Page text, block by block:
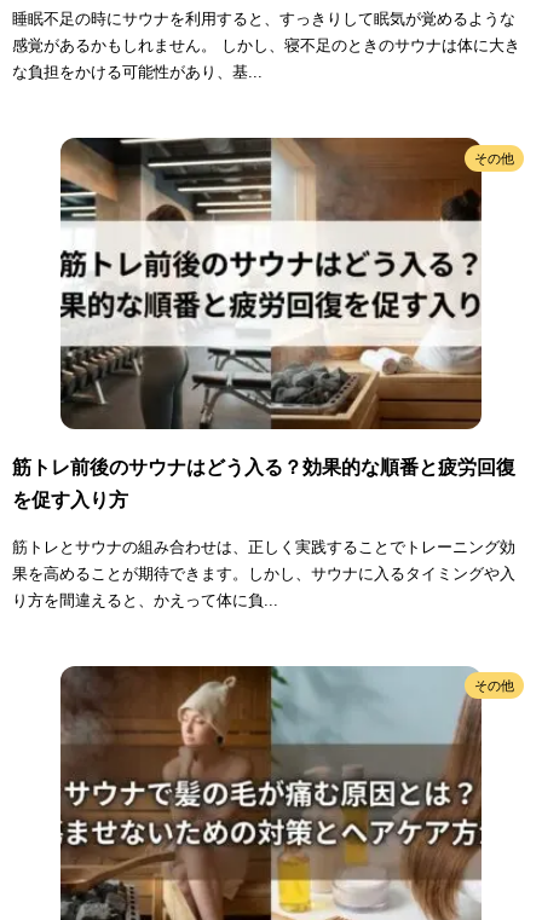
睡眠不足の時にサウナを利用すると、すっきりして眠気が覚めるような
感覚があるかもしれません。 しかし、寝不足のときのサウナは体に大き
な負担をかける可能性があり、基...
その他
筋トレ前後のサウナはどう入る？効果的な順番と疲労回復
を促す入り方
筋トレとサウナの組み合わせは、正しく実践することでトレーニング効
果を高めることが期待できます。しかし、サウナに入るタイミングや入
り方を間違えると、かえって体に負...
その他